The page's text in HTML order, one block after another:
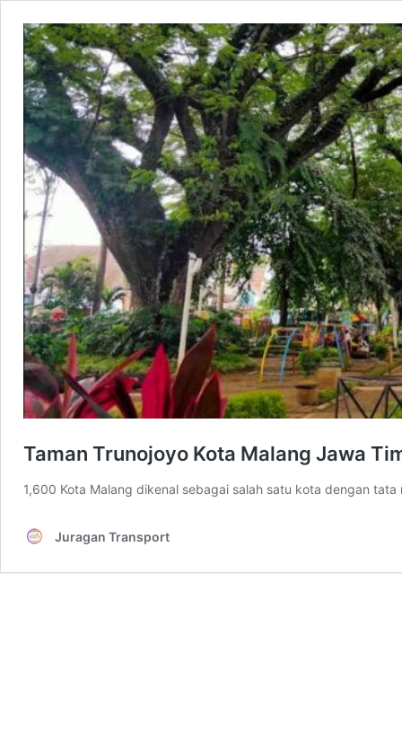
Taman Trunojoyo Kota Malang Jawa
1,600 Kota Malang dikenal sebagai salah satu kota dengan
Juragan Transport